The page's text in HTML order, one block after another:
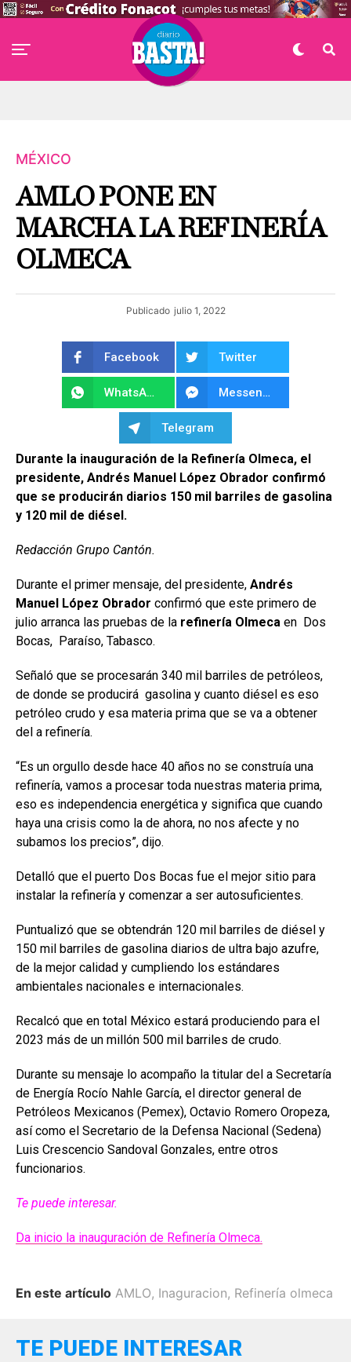
MÉXICO
AMLO PONE EN
MARCHA LA REFINERÍA
OLMECA
Publicado julio 1, 2022
Facebook Twitter
WhatsApp Messenger
Telegram
Durante la inauguración de la Refinería Olmeca, el
presidente, Andrés Manuel López Obrador confirmó
que se producirán diarios 150 mil barriles de gasolina
y 120 mil de diésel.
Redacción Grupo Cantón.
Durante el primer mensaje, del presidente, Andrés
Manuel López Obrador confirmó que este primero de
julio arranca las pruebas de la refinería Olmeca en Dos
Bocas, Paraíso, Tabasco.
Señaló que se procesarán 340 mil barriles de petróleos,
de donde se producirá gasolina y cuanto diésel es eso
petróleo crudo y esa materia prima que se va a obtener
del a refinería.
“Es un orgullo desde hace 40 años no se construía una
refinería, vamos a procesar toda nuestras materia prima,
eso es independencia energética y significa que cuando
haya una crisis como la de ahora, no nos afecte y no
subamos los precios”, dijo.
Detalló que el puerto Dos Bocas fue el mejor sitio para
instalar la refinería y comenzar a ser autosuficientes.
Puntualizó que se obtendrán 120 mil barriles de diésel y
150 mil barriles de gasolina diarios de ultra bajo azufre,
de la mejor calidad y cumpliendo los estándares
ambientales nacionales e internacionales.
Recalcó que en total México estará produciendo para el
2023 más de un millón 500 mil barriles de crudo.
Durante su mensaje lo acompaño la titular del a Secretaría
de Energía Rocío Nahle García, el director general de
Petróleos Mexicanos (Pemex), Octavio Romero Oropeza,
así como el Secretario de la Defensa Nacional (Sedena)
Luis Crescencio Sandoval Gonzales, entre otros
funcionarios.
Te puede interesar.
Da inicio la inauguración de Refinería Olmeca.
En este artículo AMLO, Inaguracion, Refinería olmeca
TE PUEDE INTERESAR